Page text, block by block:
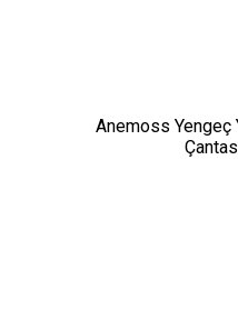
Anemoss Yengeç